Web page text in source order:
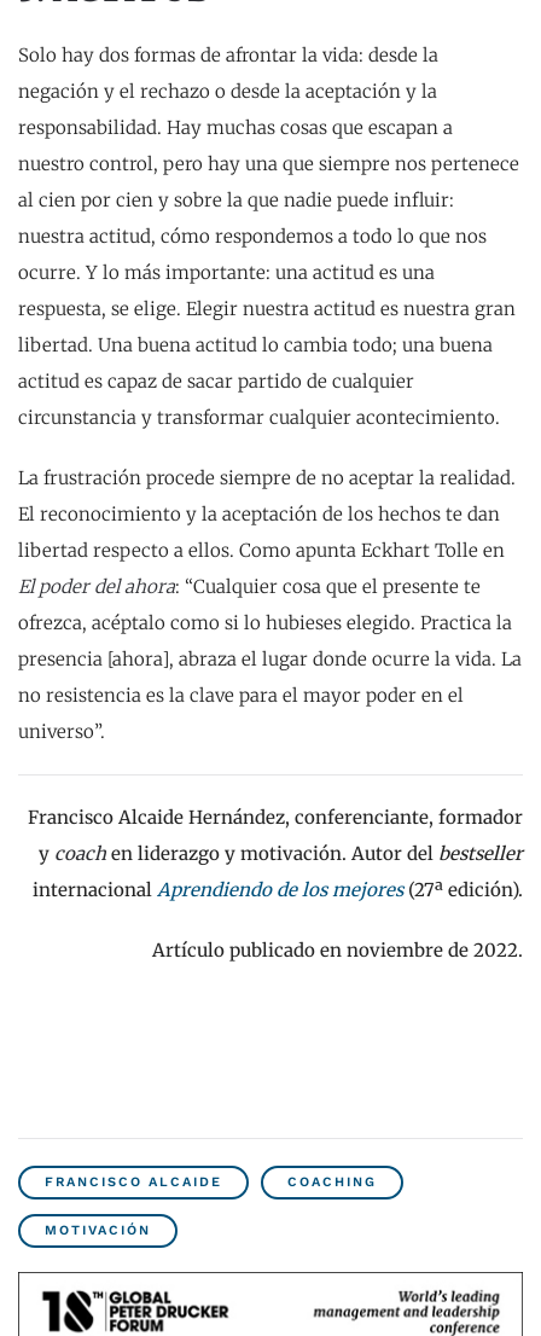
Solo hay dos formas de afrontar la vida: desde la
negación y el rechazo o desde la aceptación y la
responsabilidad. Hay muchas cosas que escapan a
nuestro control, pero hay una que siempre nos pertenece
al cien por cien y sobre la que nadie puede influir:
nuestra actitud, cómo respondemos a todo lo que nos
ocurre. Y lo más importante: una actitud es una
respuesta, se elige. Elegir nuestra actitud es nuestra gran
libertad. Una buena actitud lo cambia todo; una buena
actitud es capaz de sacar partido de cualquier
circunstancia y transformar cualquier acontecimiento.
La frustración procede siempre de no aceptar la realidad.
El reconocimiento y la aceptación de los hechos te dan
libertad respecto a ellos. Como apunta Eckhart Tolle en
El poder del ahora: “Cualquier cosa que el presente te
ofrezca, acéptalo como si lo hubieses elegido. Practica la
presencia [ahora], abraza el lugar donde ocurre la vida. La
no resistencia es la clave para el mayor poder en el
universo”.
Francisco Alcaide Hernández, conferenciante, formador
y coach en liderazgo y motivación. Autor del bestseller
internacional Aprendiendo de los mejores(27ª edición).
Artículo publicado en noviembre de 2022.
FRANCISCO ALCAIDE COACHING
MOTIVACIÓN